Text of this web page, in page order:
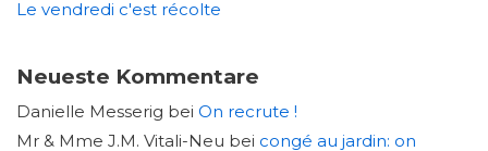
Le vendredi c'est récolte
Neueste Kommentare
Danielle Messerig bei On recrute !
Mr & Mme J.M. Vitali-Neu bei congé au jardin: on